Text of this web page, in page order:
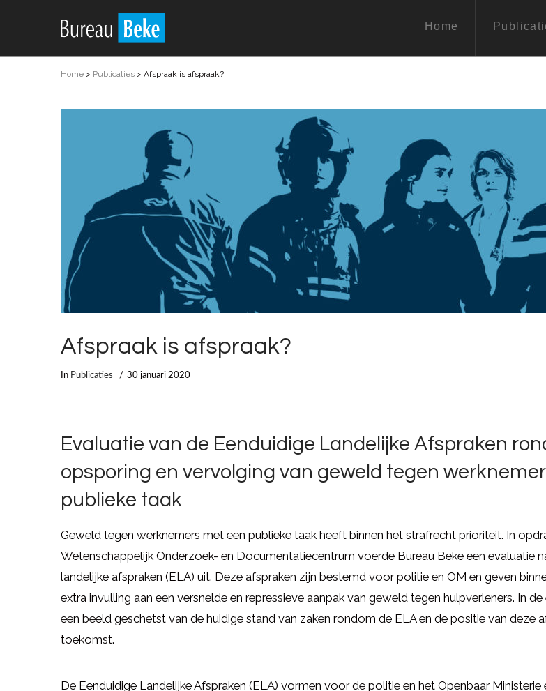
Home
Home > Publicaties > Afspraak is afspraak?
Afspraak is afspraak?
In Publicaties 30 januari 2020
Evaluatie van de Eenduidige Landelijke Afspraken
opsporing en vervolging van geweld tegen
publieke taak
Geweld tegen werknemers met een publieke taak heeft binnen het strafrecht prioriteit. In
Wetenschappelijk Onderzoek- en Documentatiecentrum voerde Bureau Beke een evaluatie
landelijke afspraken (ELA) uit. Deze afspraken zijn bestemd voor politie en OM en geven
extra invulling aan een versnelde en repressieve aanpak van geweld tegen hulpverleners. In
een beeld geschetst van de huidige stand van zaken rondom de ELA en de positie van deze
toekomst.
De Eenduidige Landelijke Afspraken (ELA) vormen voor de politie en het Openbaar Ministerie